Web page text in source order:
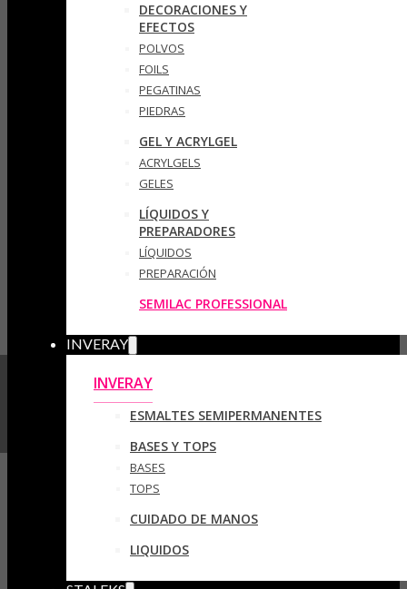
DECORACIONES Y
EFECTOS
POLVOS
FOILS
PEGATINAS
PIEDRAS
GEL Y ACRYLGEL
ACRYLGELS
GELES
LÍQUIDOS Y
PREPARADORES
LÍQUIDOS
PREPARACIÓN
SEMILAC PROFESSIONAL
INVERAY
INVERAY
ESMALTES SEMIPERMANENTES
BASES Y TOPS
BASES
TOPS
CUIDADO DE MANOS
LIQUIDOS